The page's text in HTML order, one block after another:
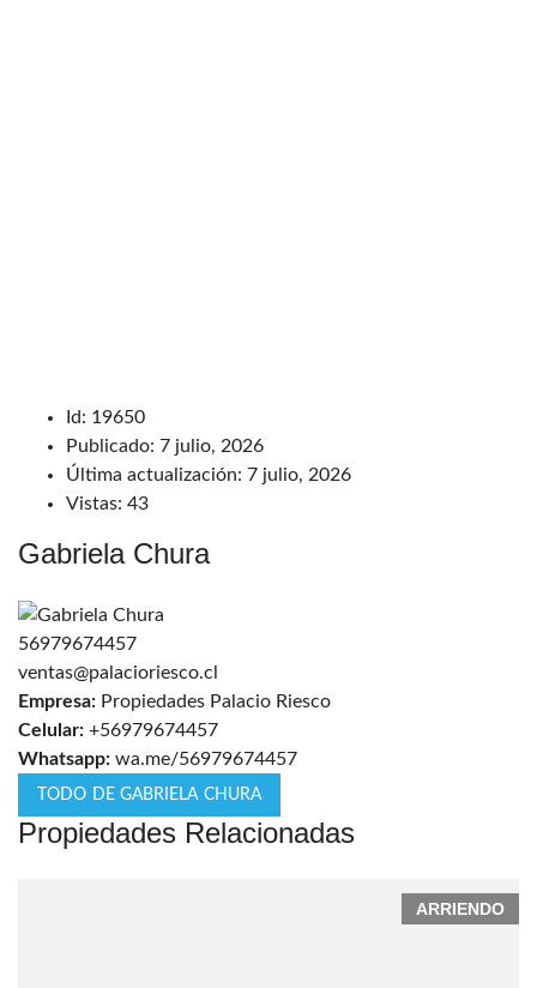
Id: 19650
Publicado: 7 julio, 2026
Última actualización: 7 julio, 2026
Vistas: 43
Gabriela Chura
56979674457
ventas@palacioriesco.cl
Empresa: Propiedades Palacio Riesco
Celular: +56979674457
Whatsapp: wa.me/56979674457
TODO DE GABRIELA CHURA
Propiedades Relacionadas
ARRIENDO